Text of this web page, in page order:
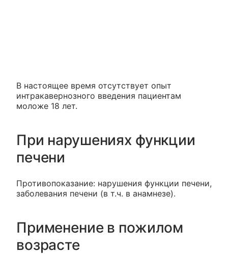
В настоящее время отсутствует опыт
интракавернозного введения пациентам
моложе 18 лет.
При нарушениях функции
печени
Противопоказание: нарушения функции печени,
заболевания печени (в т.ч. в анамнезе).
Применение в пожилом
возрасте